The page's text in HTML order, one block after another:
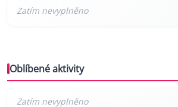
Oblíbené aktivity